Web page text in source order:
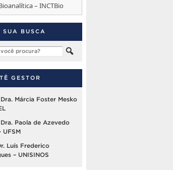
– INCTBio
SUA BUSCA
GESTOR
Márcia Foster Mesko
Paola de Azevedo
UFSM
Luís Frederico
– UNISINOS